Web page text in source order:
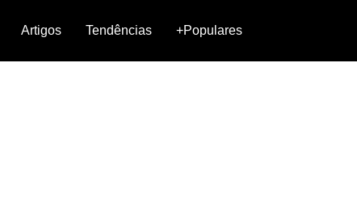
Artigos Tendências +Populares